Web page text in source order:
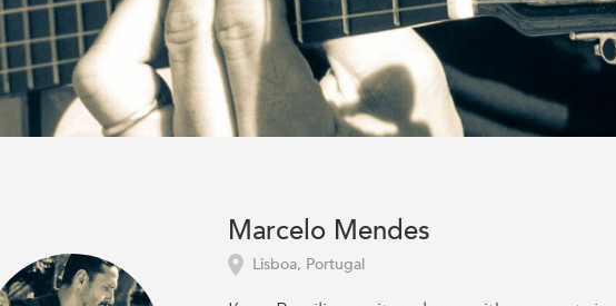
Marcelo Mendes
Lisboa, Portugal